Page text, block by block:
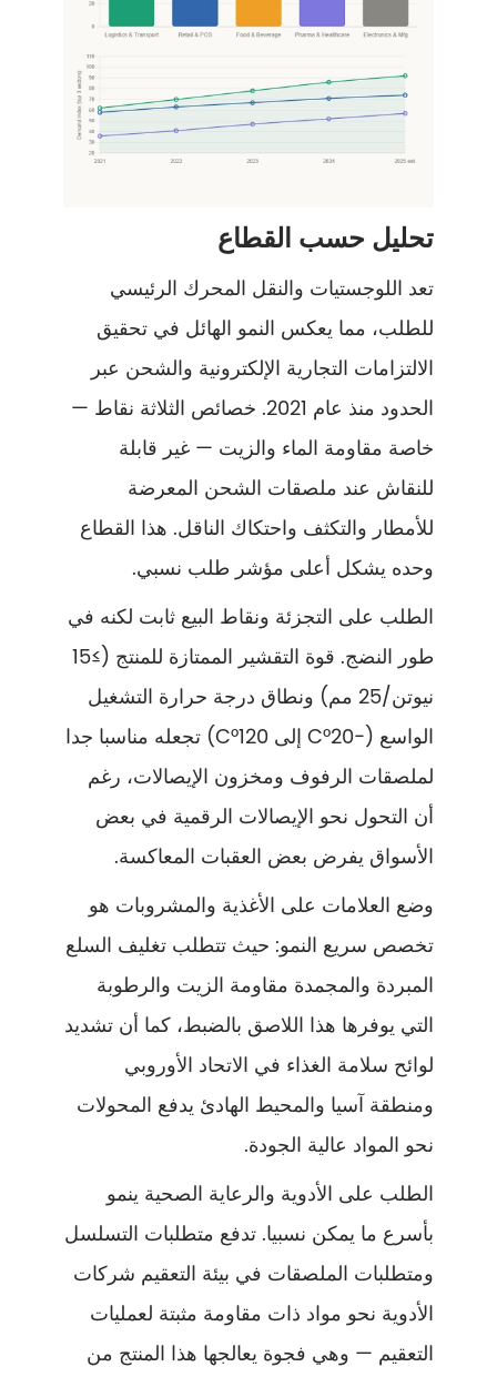
تحليل حسب القطاع
تعد اللوجستيات والنقل المحرك الرئيسي
للطلب، مما يعكس النمو الهائل في تحقيق
الالتزامات التجارية الإلكترونية والشحن عبر
الحدود منذ عام 2021. خصائص الثلاثة نقاط —
خاصة مقاومة الماء والزيت — غير قابلة
للنقاش عند ملصقات الشحن المعرضة
للأمطار والتكثف واحتكاك الناقل. هذا القطاع
وحده يشكل أعلى مؤشر طلب نسبي.
الطلب على التجزئة ونقاط البيع ثابت لكنه في
طور النضج. قوة التقشير الممتازة للمنتج (≥15
نيوتن/25 مم) ونطاق درجة حرارة التشغيل
الواسع (−20°C إلى 120°C) تجعله مناسبا جدا
لملصقات الرفوف ومخزون الإيصالات، رغم
أن التحول نحو الإيصالات الرقمية في بعض
الأسواق يفرض بعض العقبات المعاكسة.
وضع العلامات على الأغذية والمشروبات هو
تخصص سريع النمو: حيث تتطلب تغليف السلع
المبردة والمجمدة مقاومة الزيت والرطوبة
التي يوفرها هذا اللاصق بالضبط، كما أن تشديد
لوائح سلامة الغذاء في الاتحاد الأوروبي
ومنطقة آسيا والمحيط الهادئ يدفع المحولات
نحو المواد عالية الجودة.
الطلب على الأدوية والرعاية الصحية ينمو
بأسرع ما يمكن نسبيا. تدفع متطلبات التسلسل
ومتطلبات الملصقات في بيئة التعقيم شركات
الأدوية نحو مواد ذات مقاومة مثبتة لعمليات
التعقيم — وهي فجوة يعالجها هذا المنتج من